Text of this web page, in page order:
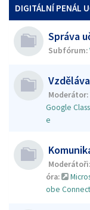
DIGITÁLNÍ PENÁL
Správa
Subfórum:
Moderátor:
Google
e
Moderátoři:
óra:
obe Connect